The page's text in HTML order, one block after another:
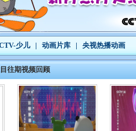
少儿 动画片库 央视热播动画
往期视频回顾